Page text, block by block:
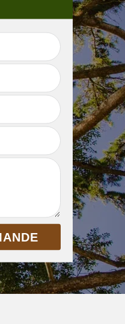
Pose de gazon en
rouleau 81 Tarn